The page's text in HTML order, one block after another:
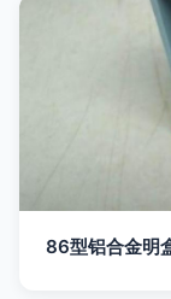
86型铝合金明